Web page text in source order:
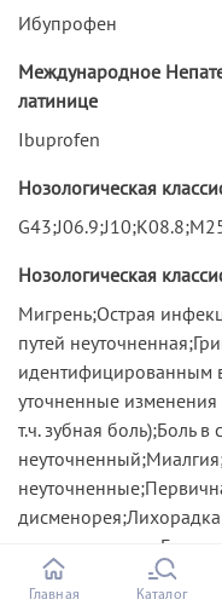
Ибупрофен
Международное
латинице
Ibuprofen
Нозологическая
Нозологическая
Мигрень;Острая
путей
идентифицированным
уточненные
т.ч. зубная боль);Боль в
Способ введения
Главная Каталог